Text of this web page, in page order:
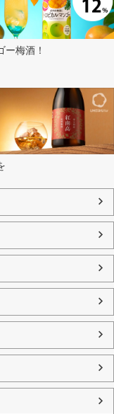
梅酒！